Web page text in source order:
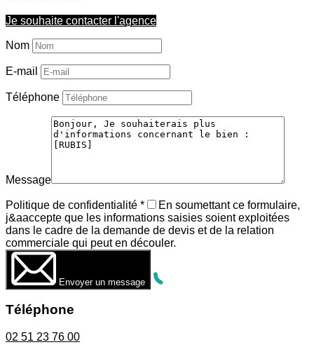
Je souhaite contacter l'agence
Nom
E-mail
Téléphone
Message
Politique de confidentialité *
En soumettant ce formulaire,
j&aaccepte que les informations saisies soient exploitées
dans le cadre de la demande de devis et de la relation
commerciale qui peut en découler.
Envoyer un message
Téléphone
02 51 23 76 00